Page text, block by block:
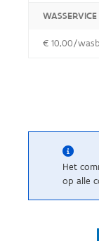
WASSERVICE
€ 10,00/
Het
op alle